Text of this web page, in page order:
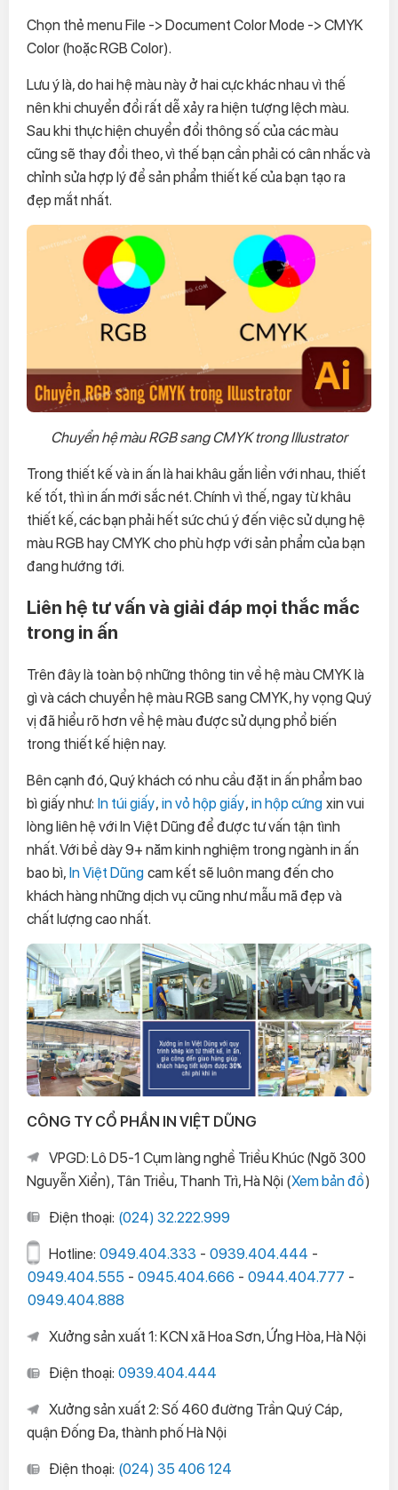
Chọn thẻ menu File -> Document Color Mode -> CMYK
Color (hoặc RGB Color).
Lưu ý là, do hai hệ màu này ở hai cực khác nhau vì thế
nên khi chuyển đổi rất dễ xảy ra hiện tượng lệch màu.
Sau khi thực hiện chuyển đổi thông số của các màu
cũng sẽ thay đổi theo, vì thế bạn cần phải có cân nhắc và
chỉnh sửa hợp lý để sản phẩm thiết kế của bạn tạo ra
đẹp mắt nhất.
Chuyển hệ màu RGB sang CMYK trong Illustrator
Trong thiết kế và in ấn là hai khâu gắn liền với nhau, thiết
kế tốt, thì in ấn mới sắc nét. Chính vì thế, ngay từ khâu
thiết kế, các bạn phải hết sức chú ý đến việc sử dụng hệ
màu RGB hay CMYK cho phù hợp với sản phẩm của bạn
đang hướng tới.
Liên hệ tư vấn và giải đáp mọi thắc mắc
trong in ấn
Trên đây là toàn bộ những thông tin về hệ màu CMYK là
gì và cách chuyển hệ màu RGB sang CMYK, hy vọng Quý
vị đã hiểu rõ hơn về hệ màu được sử dụng phổ biến
trong thiết kế hiện nay.
Bên cạnh đó, Quý khách có nhu cầu đặt in ấn phẩm bao
bì giấy như: In túi giấy, in vỏ hộp giấy, in hộp cứng xin vui
lòng liên hệ với In Việt Dũng để được tư vấn tận tình
nhất. Với bề dày 9+ năm kinh nghiệm trong ngành in ấn
bao bì, In Việt Dũng cam kết sẽ luôn mang đến cho
khách hàng những dịch vụ cũng như mẫu mã đẹp và
chất lượng cao nhất.
CÔNG TY CỔ PHẦN IN VIỆT DŨNG
VPGD: Lô D5-1 Cụm làng nghề Triều Khúc (Ngõ 300
Nguyễn Xiển), Tân Triều, Thanh Trì, Hà Nội (Xem bản đồ)
Điện thoại: (024) 32.222.999
Hotline: 0949.404.333 - 0939.404.444 -
0949.404.555 - 0945.404.666 - 0944.404.777 -
0949.404.888
Xưởng sản xuất 1: KCN xã Hoa Sơn, Ứng Hòa, Hà Nội
Điện thoại: 0939.404.444
Xưởng sản xuất 2: Số 460 đường Trần Quý Cáp,
quận Đống Đa, thành phố Hà Nội
Điện thoại: (024) 35 406 124